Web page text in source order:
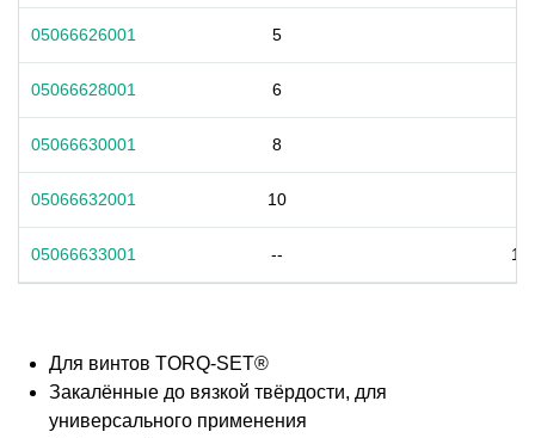
05066626001 5
05066628001 6
05066630001 8
05066632001 10
05066633001 -- 1/4
Для винтов TORQ-SET®
Закалённые до вязкой твёрдости, для
универсального применения